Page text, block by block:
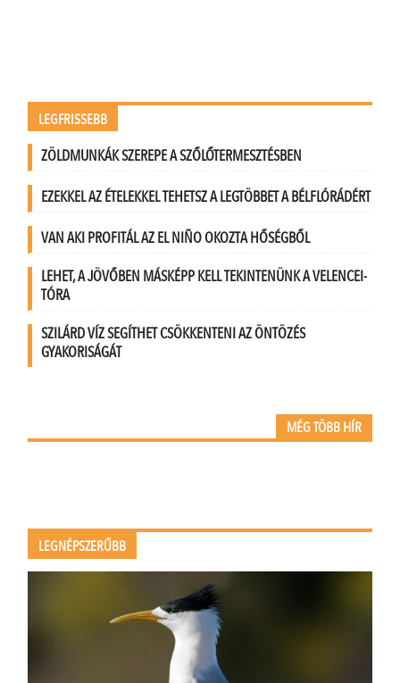
LEGFRISSEBB
ZÖLDMUNKÁK SZEREPE A SZŐLŐTERMESZTÉSBEN
EZEKKEL AZ ÉTELEKKEL TEHETSZ A LEGTÖBBET A BÉLFLÓRÁDÉRT
VAN AKI PROFITÁL AZ EL NIÑO OKOZTA HŐSÉGBŐL
LEHET, A JÖVŐBEN MÁSKÉPP KELL TEKINTENÜNK A VELENCEI-
TÓRA
SZILÁRD VÍZ SEGÍTHET CSÖKKENTENI AZ ÖNTÖZÉS
GYAKORISÁGÁT
MÉG TÖBB HÍR
LEGNÉPSZERŰBB